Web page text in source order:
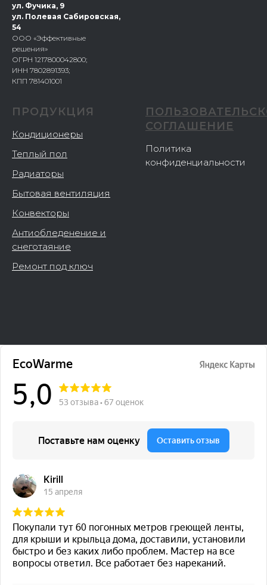
ул. Фучика, 9
ул. Полевая Сабировская,
54
ООО «Эффективные
решения»
ОГРН 1217800042800;
ИНН 7802891393;
КПП 781401001
ПРОДУКЦИЯ
Кондиционеры
Теплый пол
Радиаторы
Бытовая вентиляция
Конвекторы
Антиобледенение и
снеготаяние
Ремонт под ключ
СОГЛАШЕНИЕ
Политика
конфиденциальности